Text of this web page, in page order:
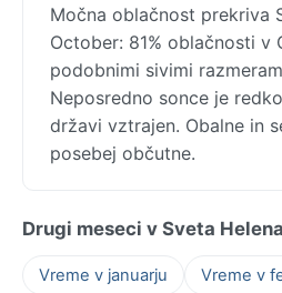
Močna oblačnost prekriva
October: 81% oblačnosti v
podobnimi sivimi
Neposredno sonce je
državi vztrajen. Obalne in
posebej občutne.
Drugi meseci v Sveta Helena
Vreme v januarju
Vreme v